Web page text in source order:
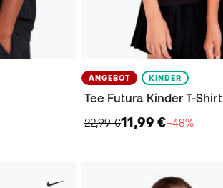
ANGEBOT KINDER
Tee Futura Kinder T-Shirt
22,99 €11,99 €−48%